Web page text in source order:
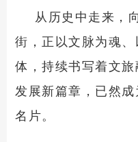
从历史中走来，
街，正以文脉为魂
体，持续书写着文
发展新篇章，已然
名片。